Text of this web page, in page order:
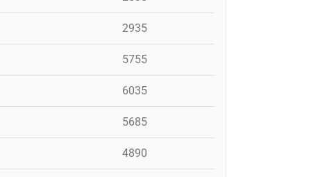
2935
5755
6035
5685
4890